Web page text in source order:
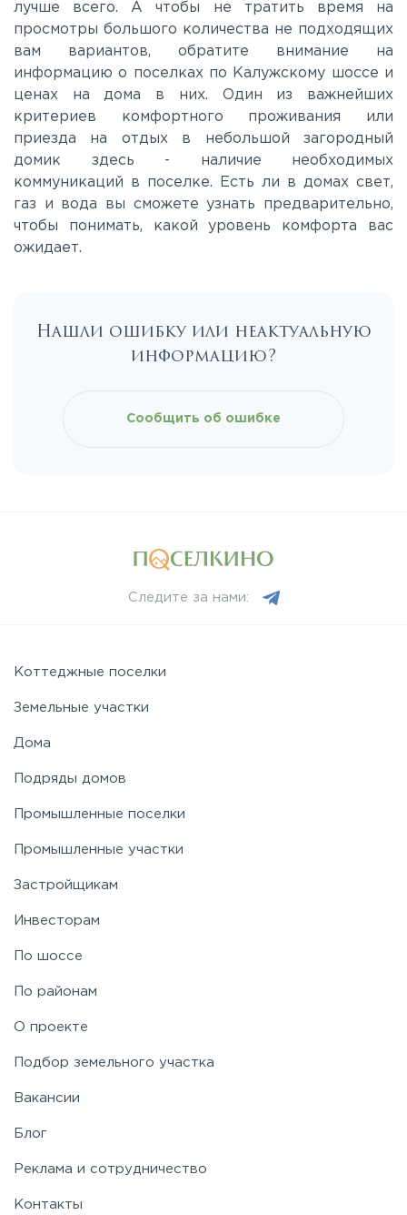
Пятницкое
Рублево-Успенское
Фряновское
лучше всего. А чтобы не тратить время на
просмотры большого количества не подходящих
вам вариантов, обратите внимание на
информацию о поселках по Калужскому шоссе и
ценах на дома в них. Один из важнейших
критериев комфортного проживания или
приезда на отдых в небольшой загородный
домик здесь - наличие необходимых
коммуникаций в поселке. Есть ли в домах свет,
газ и вода вы сможете узнать предварительно,
чтобы понимать, какой уровень комфорта вас
ожидает.
Нашли ошибку или неактуальную
информацию?
Сообщить об ошибке
Следите за нами:
Коттеджные поселки
Земельные участки
Дома
Подряды домов
Промышленные поселки
Промышленные участки
Застройщикам
Инвесторам
По шоссе
По районам
О проекте
Подбор земельного участка
Вакансии
Блог
Реклама и сотрудничество
Контакты